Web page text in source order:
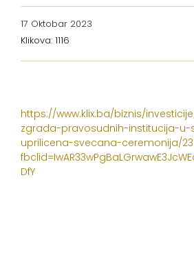
17 Oktobar 2023
Klikova: 1116
https://www.klix.ba/biznis/
zgrada-pravosudnih-institucija-u-
uprilicena-svecana-ceremonija/
DfY